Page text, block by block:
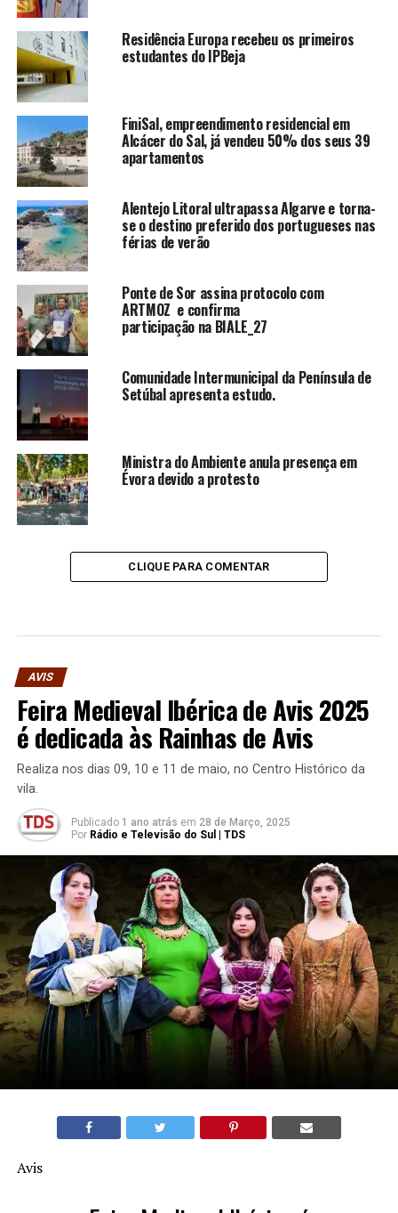
Residência Europa recebeu os primeiros
estudantes do IPBeja
FiniSal, empreendimento residencial em
Alcácer do Sal, já vendeu 50% dos seus 39
apartamentos
Alentejo Litoral ultrapassa Algarve e torna-
se o destino preferido dos portugueses nas
férias de verão
Ponte de Sor assina protocolo com
ARTMOZ e confirma
participação na BIALE_27
Comunidade Intermunicipal da Península de
Setúbal apresenta estudo.
Ministra do Ambiente anula presença em
Évora devido a protesto
CLIQUE PARA COMENTAR
AVIS
Feira Medieval Ibérica de Avis 2025
é dedicada às Rainhas de Avis
Realiza nos dias 09, 10 e 11 de maio, no Centro Histórico da
vila.
Publicado 1 ano atrás em 28 de Março, 2025
Por Rádio e Televisão do Sul | TDS
Avis